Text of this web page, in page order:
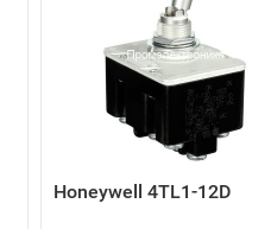
Honeywell 4TL1-12D